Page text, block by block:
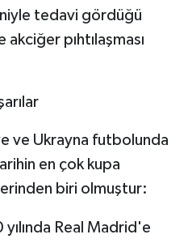
tedavi gördüğü
pıhtılaşması
ve Ukrayna futbolunda
en çok kupa
biri olmuştur:
Real Madrid'e